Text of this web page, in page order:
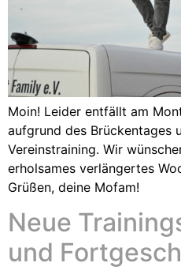
Moin! Leider entfällt am
aufgrund des Brückentages
Vereinstraining. Wir
erholsames verlängertes
Grüßen, deine Mofam!
Neue
und